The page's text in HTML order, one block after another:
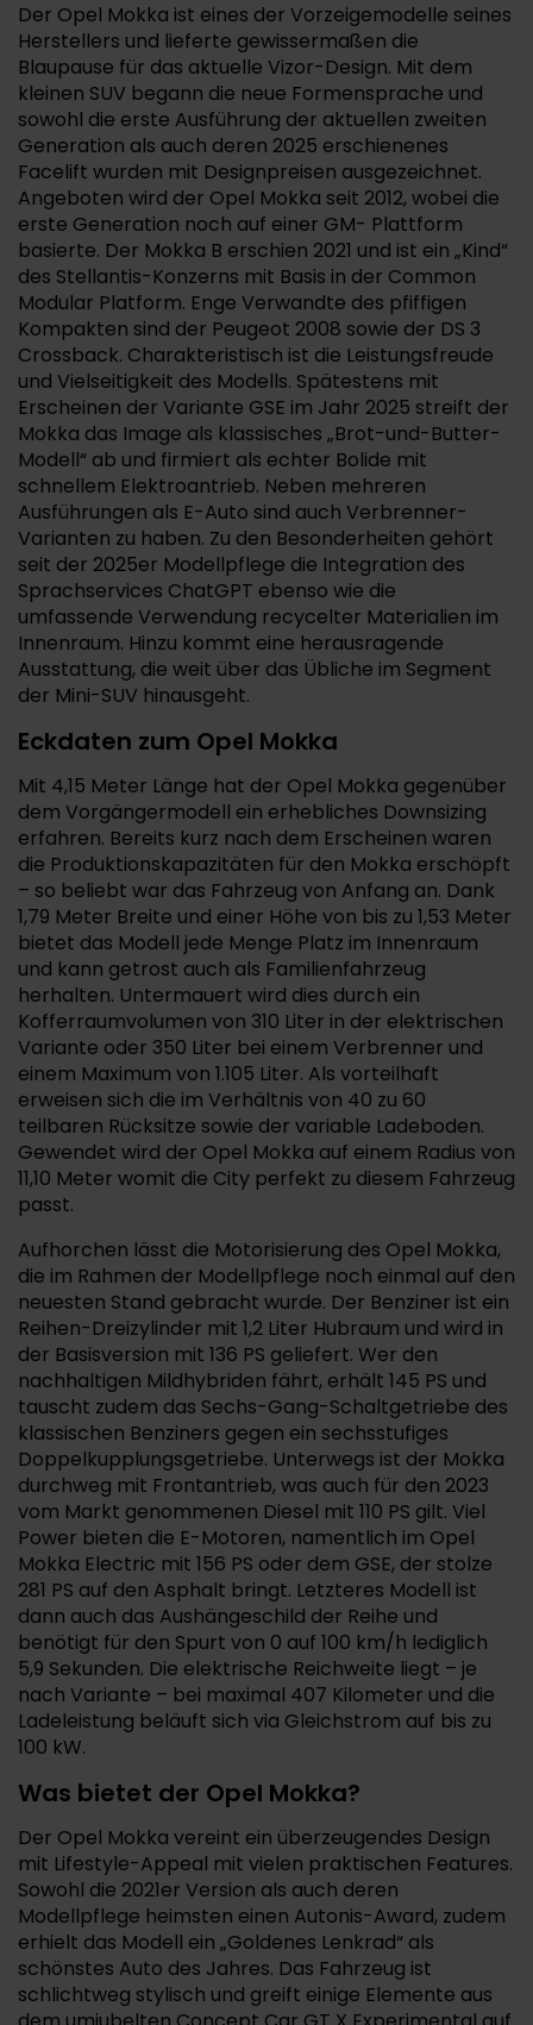
Der Opel Mokka ist eines der Vorzeigemodelle seines
Herstellers und lieferte gewissermaßen die
Blaupause für das aktuelle Vizor-Design. Mit dem
kleinen SUV begann die neue Formensprache und
sowohl die erste Ausführung der aktuellen zweiten
Generation als auch deren 2025 erschienenes
Facelift wurden mit Designpreisen ausgezeichnet.
Angeboten wird der Opel Mokka seit 2012, wobei die
erste Generation noch auf einer GM- Plattform
basierte. Der Mokka B erschien 2021 und ist ein „Kind“
des Stellantis-Konzerns mit Basis in der Common
Modular Platform. Enge Verwandte des pfiffigen
Kompakten sind der Peugeot 2008 sowie der DS 3
Crossback. Charakteristisch ist die Leistungsfreude
und Vielseitigkeit des Modells. Spätestens mit
Erscheinen der Variante GSE im Jahr 2025 streift der
Mokka das Image als klassisches „Brot-und-Butter-
Modell“ ab und firmiert als echter Bolide mit
schnellem Elektroantrieb. Neben mehreren
Ausführungen als E-Auto sind auch Verbrenner-
Varianten zu haben. Zu den Besonderheiten gehört
seit der 2025er Modellpflege die Integration des
Sprachservices ChatGPT ebenso wie die
umfassende Verwendung recycelter Materialien im
Innenraum. Hinzu kommt eine herausragende
Ausstattung, die weit über das Übliche im Segment
der Mini-SUV hinausgeht.
Eckdaten zum Opel Mokka
Mit 4,15 Meter Länge hat der Opel Mokka gegenüber
dem Vorgängermodell ein erhebliches Downsizing
erfahren. Bereits kurz nach dem Erscheinen waren
die Produktionskapazitäten für den Mokka erschöpft
– so beliebt war das Fahrzeug von Anfang an. Dank
1,79 Meter Breite und einer Höhe von bis zu 1,53 Meter
bietet das Modell jede Menge Platz im Innenraum
und kann getrost auch als Familienfahrzeug
herhalten. Untermauert wird dies durch ein
Kofferraumvolumen von 310 Liter in der elektrischen
Variante oder 350 Liter bei einem Verbrenner und
einem Maximum von 1.105 Liter. Als vorteilhaft
erweisen sich die im Verhältnis von 40 zu 60
teilbaren Rücksitze sowie der variable Ladeboden.
Gewendet wird der Opel Mokka auf einem Radius von
11,10 Meter womit die City perfekt zu diesem Fahrzeug
passt.
Aufhorchen lässt die Motorisierung des Opel Mokka,
die im Rahmen der Modellpflege noch einmal auf den
neuesten Stand gebracht wurde. Der Benziner ist ein
Reihen-Dreizylinder mit 1,2 Liter Hubraum und wird in
der Basisversion mit 136 PS geliefert. Wer den
nachhaltigen Mildhybriden fährt, erhält 145 PS und
tauscht zudem das Sechs-Gang-Schaltgetriebe des
klassischen Benziners gegen ein sechsstufiges
Doppelkupplungsgetriebe. Unterwegs ist der Mokka
durchweg mit Frontantrieb, was auch für den 2023
vom Markt genommenen Diesel mit 110 PS gilt. Viel
Power bieten die E-Motoren, namentlich im Opel
Mokka Electric mit 156 PS oder dem GSE, der stolze
281 PS auf den Asphalt bringt. Letzteres Modell ist
dann auch das Aushängeschild der Reihe und
benötigt für den Spurt von 0 auf 100 km/h lediglich
5,9 Sekunden. Die elektrische Reichweite liegt – je
nach Variante – bei maximal 407 Kilometer und die
Ladeleistung beläuft sich via Gleichstrom auf bis zu
100 kW.
Was bietet der Opel Mokka?
Der Opel Mokka vereint ein überzeugendes Design
mit Lifestyle-Appeal mit vielen praktischen Features.
Sowohl die 2021er Version als auch deren
Modellpflege heimsten einen Autonis-Award, zudem
erhielt das Modell ein „Goldenes Lenkrad“ als
schönstes Auto des Jahres. Das Fahrzeug ist
schlichtweg stylisch und greift einige Elemente aus